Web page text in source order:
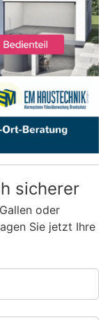
sicherer
oder
Sie jetzt Ihre